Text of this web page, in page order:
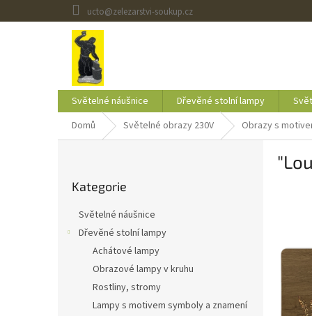
na
ucto@zelezarstvi-soukup.cz
Světelné náušnice Dřevěné stolní lampy
Domů
Světelné obrazy 230V Obrazy s
kategorie
Kategorie
Světelné náušnice
Dřevěné stolní lampy
Achátové lampy
Obrazové lampy v kruhu
Rostliny, stromy
Lampy s motivem symboly a znamení